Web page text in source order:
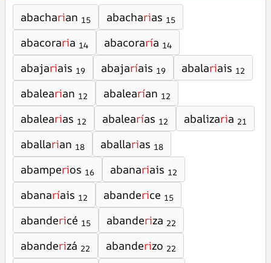
abacharian 15 abacharias 15
abacoraria 14 abacoraría 14
abajariais 19 abajaríais 19 abalariais 12
abalearian 12 abalearían 12
abalearias 12 abalearías 12 abalizaria 21
aballarian 18 aballarias 18
abamperios 16 abanariais 12
abanaríais 12 abanderice 15
abandericé 15 abanderiza 22
abanderizá 22 abanderizo 22